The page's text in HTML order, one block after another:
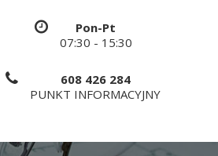
Pon-Pt
07:30 - 15:30
608 426 284
PUNKT INFORMACYJNY